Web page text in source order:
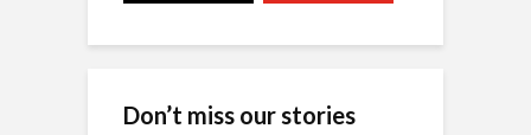
Don’t miss our stories